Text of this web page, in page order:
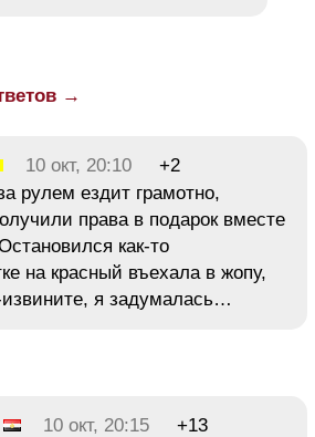
→
10 окт, 20:10
+2
рулем ездит грамотно,
права в подарок вместе
как-то
на красный въехала в жопу,
извините, я задумалась…
10 окт, 20:15
+13